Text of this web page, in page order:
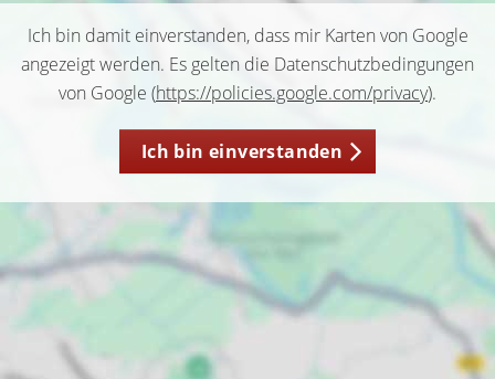
Ich bin damit einverstanden, dass mir Karten von Google
angezeigt werden. Es gelten die Datenschutzbedingungen
von Google (https://policies.google.com/privacy).
Ich bin einverstanden